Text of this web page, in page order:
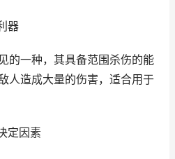
器
的一种，其具备范围杀伤的能
人造成大量的伤害，适合用于
定因素